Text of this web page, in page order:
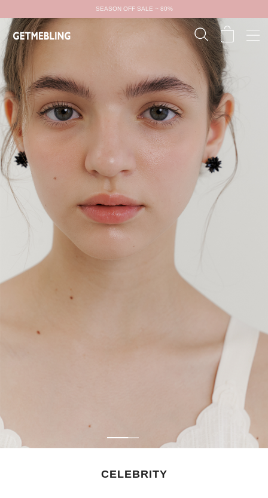
SEASON OFF SALE ~ 80%
CELEBRITY